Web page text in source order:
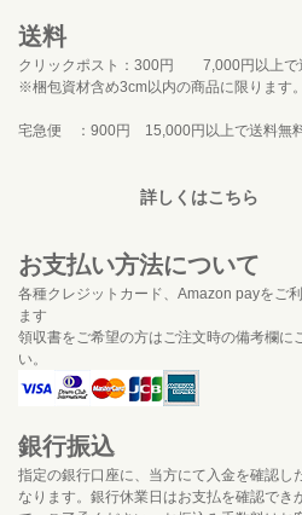
送料
クリックポスト：300円 7,000円以上で
※梱包資材含め3cm以内の商品に限ります。
宅急便 ：900円 15,000円以上で送料無
詳しくはこちら
お支払い方法について
各種クレジットカード、Amazon payをご
ます
領収書をご希望の方はご注文時の備考欄に
い。
銀行振込
指定の銀行口座に、当方にて入金を確認し
なります。銀行休業日はお支払を確認でき